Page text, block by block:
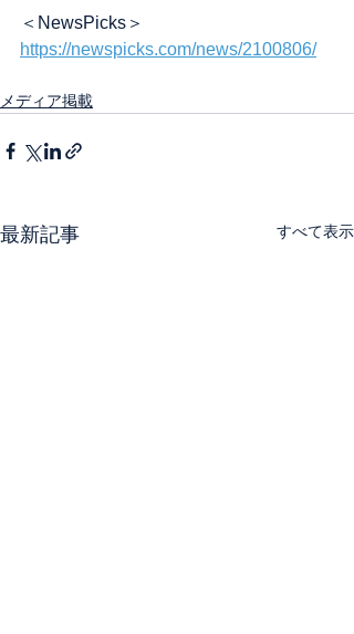
＜NewsPicks＞
https://newspicks.com/news/2100806/
メディア掲載
最新記事 すべて表示